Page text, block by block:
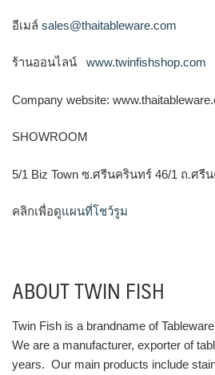
อีเมล์ sales@thaitableware.com
ร้านออนไลน์ www.twinfishshop.com
Company website:
SHOWROOM
5/1 Biz Town ซ.ศรีนครินทร์ 46/1 ถ.ศรี
คลิกเพื่อดูแผนที่โชว์รูม
ABOUT TWIN FISH
Twin Fish is a brandname of
We are a manufacturer, exporter of
years. Our main products include